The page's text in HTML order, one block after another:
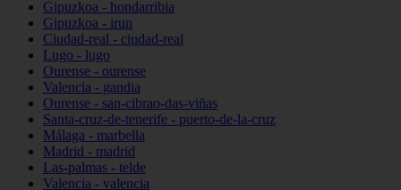
Gipuzkoa - hondarribia
Gipuzkoa - irun
Ciudad-real - ciudad-real
Lugo - lugo
Ourense - ourense
Valencia - gandia
Ourense - san-cibrao-das-viñas
Santa-cruz-de-tenerife - puerto-de-la-cruz
Málaga - marbella
Madrid - madrid
Las-palmas - telde
Valencia - valencia